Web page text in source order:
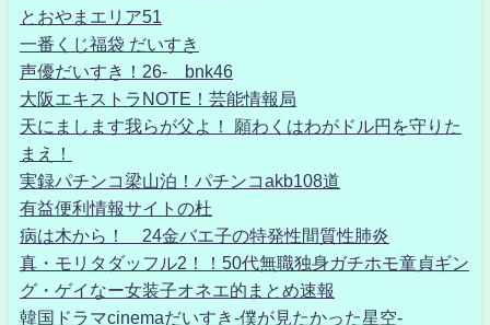
とおやまエリア51
一番くじ福袋 だいすき
声優だいすき！26- bnk46
大阪エキストラNOTE！芸能情報局
天にまします我らが父よ！ 願わくはわがドル円を守りた
まえ！
実録パチンコ梁山泊！パチンコakb108道
有益便利情報サイトの杜
病は木から！ 24金バエ子の特発性間質性肺炎
真・モリタダッフル2！！50代無職独身ガチホモ童貞ギン
グ・ゲイなー女装子オネエ的まとめ速報
韓国ドラマcinemaだいすき-僕が見たかった星空-